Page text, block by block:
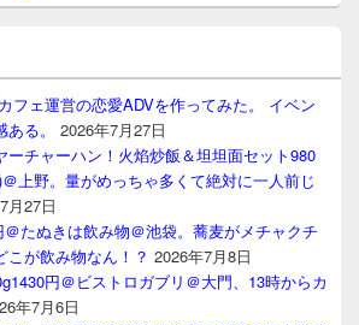
フェ運営の恋愛ADVを作ってみた。 イベン
る。
2026年7月27日
ーチャーハン！火焰炒飯＆坦坦面セット980
上野。量がめっちゃ多くて絶対に一人前じ
月27日
たぬきは飲み物＠池袋。蕎麦がメチャクチ
こが飲み物なん！？ 2026年7月8日
円＠ビストロガブリ＠大門、13時からカ
年7月6日